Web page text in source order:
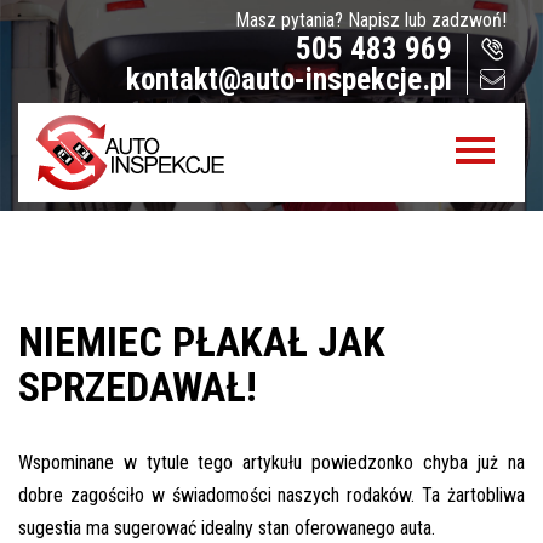
Masz pytania? Napisz lub zadzwoń!
505 483 969
kontakt@auto-inspekcje.pl
Jak sprawdzamy auta?
Sprawdzenie samochodu przed zakupem –
Warszawa, Radom i okolice
Sprawdzenie historii serwisowej
Sprawdzenie historii wypadkowej
Sprawdzenie samochodu w Polsce
Sprowadzenie samochodu z zagranicy na
Znajdziemy Ci auto
Diagnostyka komputerowa – Radom, Warszawa i
okolice
NIEMIEC PŁAKAŁ JAK
SPRZEDAWAŁ!
Wspominane w tytule tego artykułu powiedzonko chyba już na
dobre zagościło w świadomości naszych rodaków. Ta żartobliwa
sugestia ma sugerować idealny stan oferowanego auta.